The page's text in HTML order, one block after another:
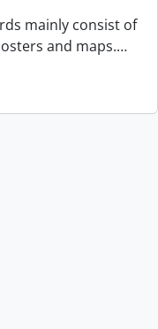
mainly consist of
and maps.…